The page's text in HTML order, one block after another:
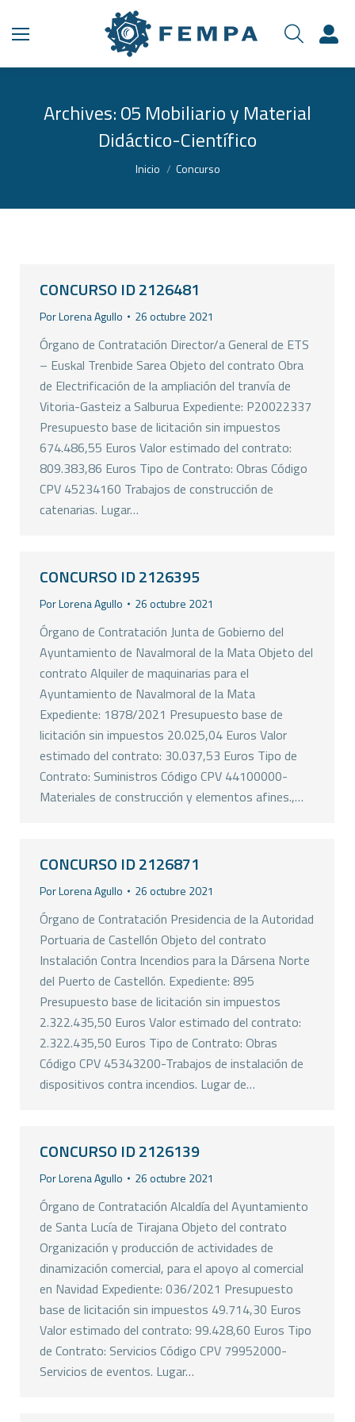
Archives:05 Mobiliario y Material
Didáctico-Científico
Estás aquí:
Inicio Concurso
CONCURSO ID 2126481
PorLorena Agullo 26 octubre 2021
Órgano de Contratación Director/a General de ETS
– Euskal Trenbide Sarea Objeto del contrato Obra
de Electrificación de la ampliación del tranvía de
Vitoria-Gasteiz a Salburua Expediente: P20022337
Presupuesto base de licitación sin impuestos
674.486,55 Euros Valor estimado del contrato:
809.383,86 Euros Tipo de Contrato: Obras Código
CPV 45234160 Trabajos de construcción de
catenarias. Lugar…
CONCURSO ID 2126395
PorLorena Agullo 26 octubre 2021
Órgano de Contratación Junta de Gobierno del
Ayuntamiento de Navalmoral de la Mata Objeto del
contrato Alquiler de maquinarias para el
Ayuntamiento de Navalmoral de la Mata
Expediente: 1878/2021 Presupuesto base de
licitación sin impuestos 20.025,04 Euros Valor
estimado del contrato: 30.037,53 Euros Tipo de
Contrato: Suministros Código CPV 44100000-
Materiales de construcción y elementos afines.,…
CONCURSO ID 2126871
PorLorena Agullo 26 octubre 2021
Órgano de Contratación Presidencia de la Autoridad
Portuaria de Castellón Objeto del contrato
Instalación Contra Incendios para la Dársena Norte
del Puerto de Castellón. Expediente: 895
Presupuesto base de licitación sin impuestos
2.322.435,50 Euros Valor estimado del contrato:
2.322.435,50 Euros Tipo de Contrato: Obras
Código CPV 45343200-Trabajos de instalación de
dispositivos contra incendios. Lugar de…
CONCURSO ID 2126139
PorLorena Agullo 26 octubre 2021
Órgano de Contratación Alcaldía del Ayuntamiento
de Santa Lucía de Tirajana Objeto del contrato
Organización y producción de actividades de
dinamización comercial, para el apoyo al comercial
en Navidad Expediente: 036/2021 Presupuesto
base de licitación sin impuestos 49.714,30 Euros
Valor estimado del contrato: 99.428,60 Euros Tipo
de Contrato: Servicios Código CPV 79952000-
Servicios de eventos. Lugar…